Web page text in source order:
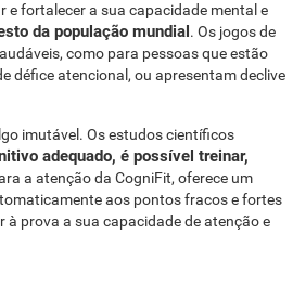
e fortalecer a sua capacidade mental e
da população mundial. Os jogos de
como para pessoas que estão
défice atencional, ou apresentam declive
imutável. Os estudos científicos
adequado, é possível treinar,
a atenção da CogniFit, oferece um
aos pontos fracos e fortes
à prova a sua capacidade de atenção e